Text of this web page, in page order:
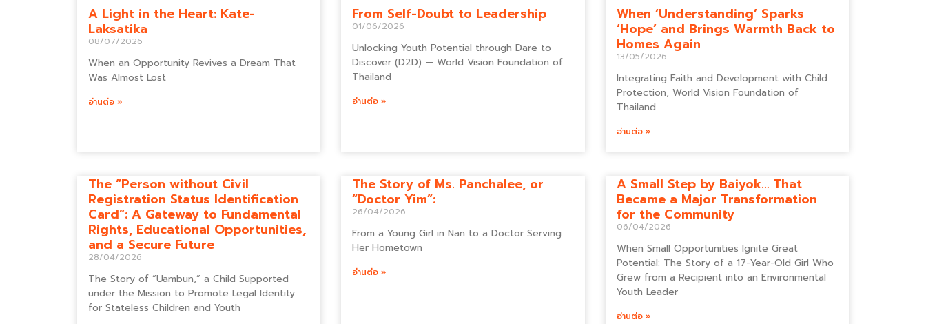
A Light in the Heart: Kate-
Laksatika
08/07/2026
When an Opportunity Revives a Dream That
Was Almost Lost
อ่านต่อ »
From Self-Doubt to Leadership
01/06/2026
Unlocking Youth Potential through Dare to
Discover (D2D) — World Vision Foundation of
Thailand
อ่านต่อ »
When ‘Understanding’ Sparks
‘Hope’ and Brings Warmth Back to
Homes Again
13/05/2026
Integrating Faith and Development with Child
Protection, World Vision Foundation of
Thailand
อ่านต่อ »
The “Person without Civil
Registration Status Identification
Card”: A Gateway to Fundamental
Rights, Educational Opportunities,
and a Secure Future
28/04/2026
The Story of “Uambun,” a Child Supported
under the Mission to Promote Legal Identity
for Stateless Children and Youth
The Story of Ms. Panchalee, or
“Doctor Yim”:
26/04/2026
From a Young Girl in Nan to a Doctor Serving
Her Hometown
อ่านต่อ »
A Small Step by Baiyok… That
Became a Major Transformation
for the Community
06/04/2026
When Small Opportunities Ignite Great
Potential: The Story of a 17-Year-Old Girl Who
Grew from a Recipient into an Environmental
Youth Leader
อ่านต่อ »